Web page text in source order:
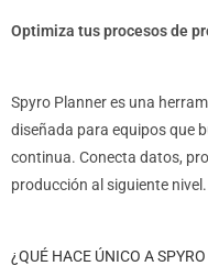
Optimiza tus procesos de
Spyro Planner es una
diseñada para equipos que
continua. Conecta datos,
producción al siguiente nivel.
¿QUÉ HACE ÚNICO A